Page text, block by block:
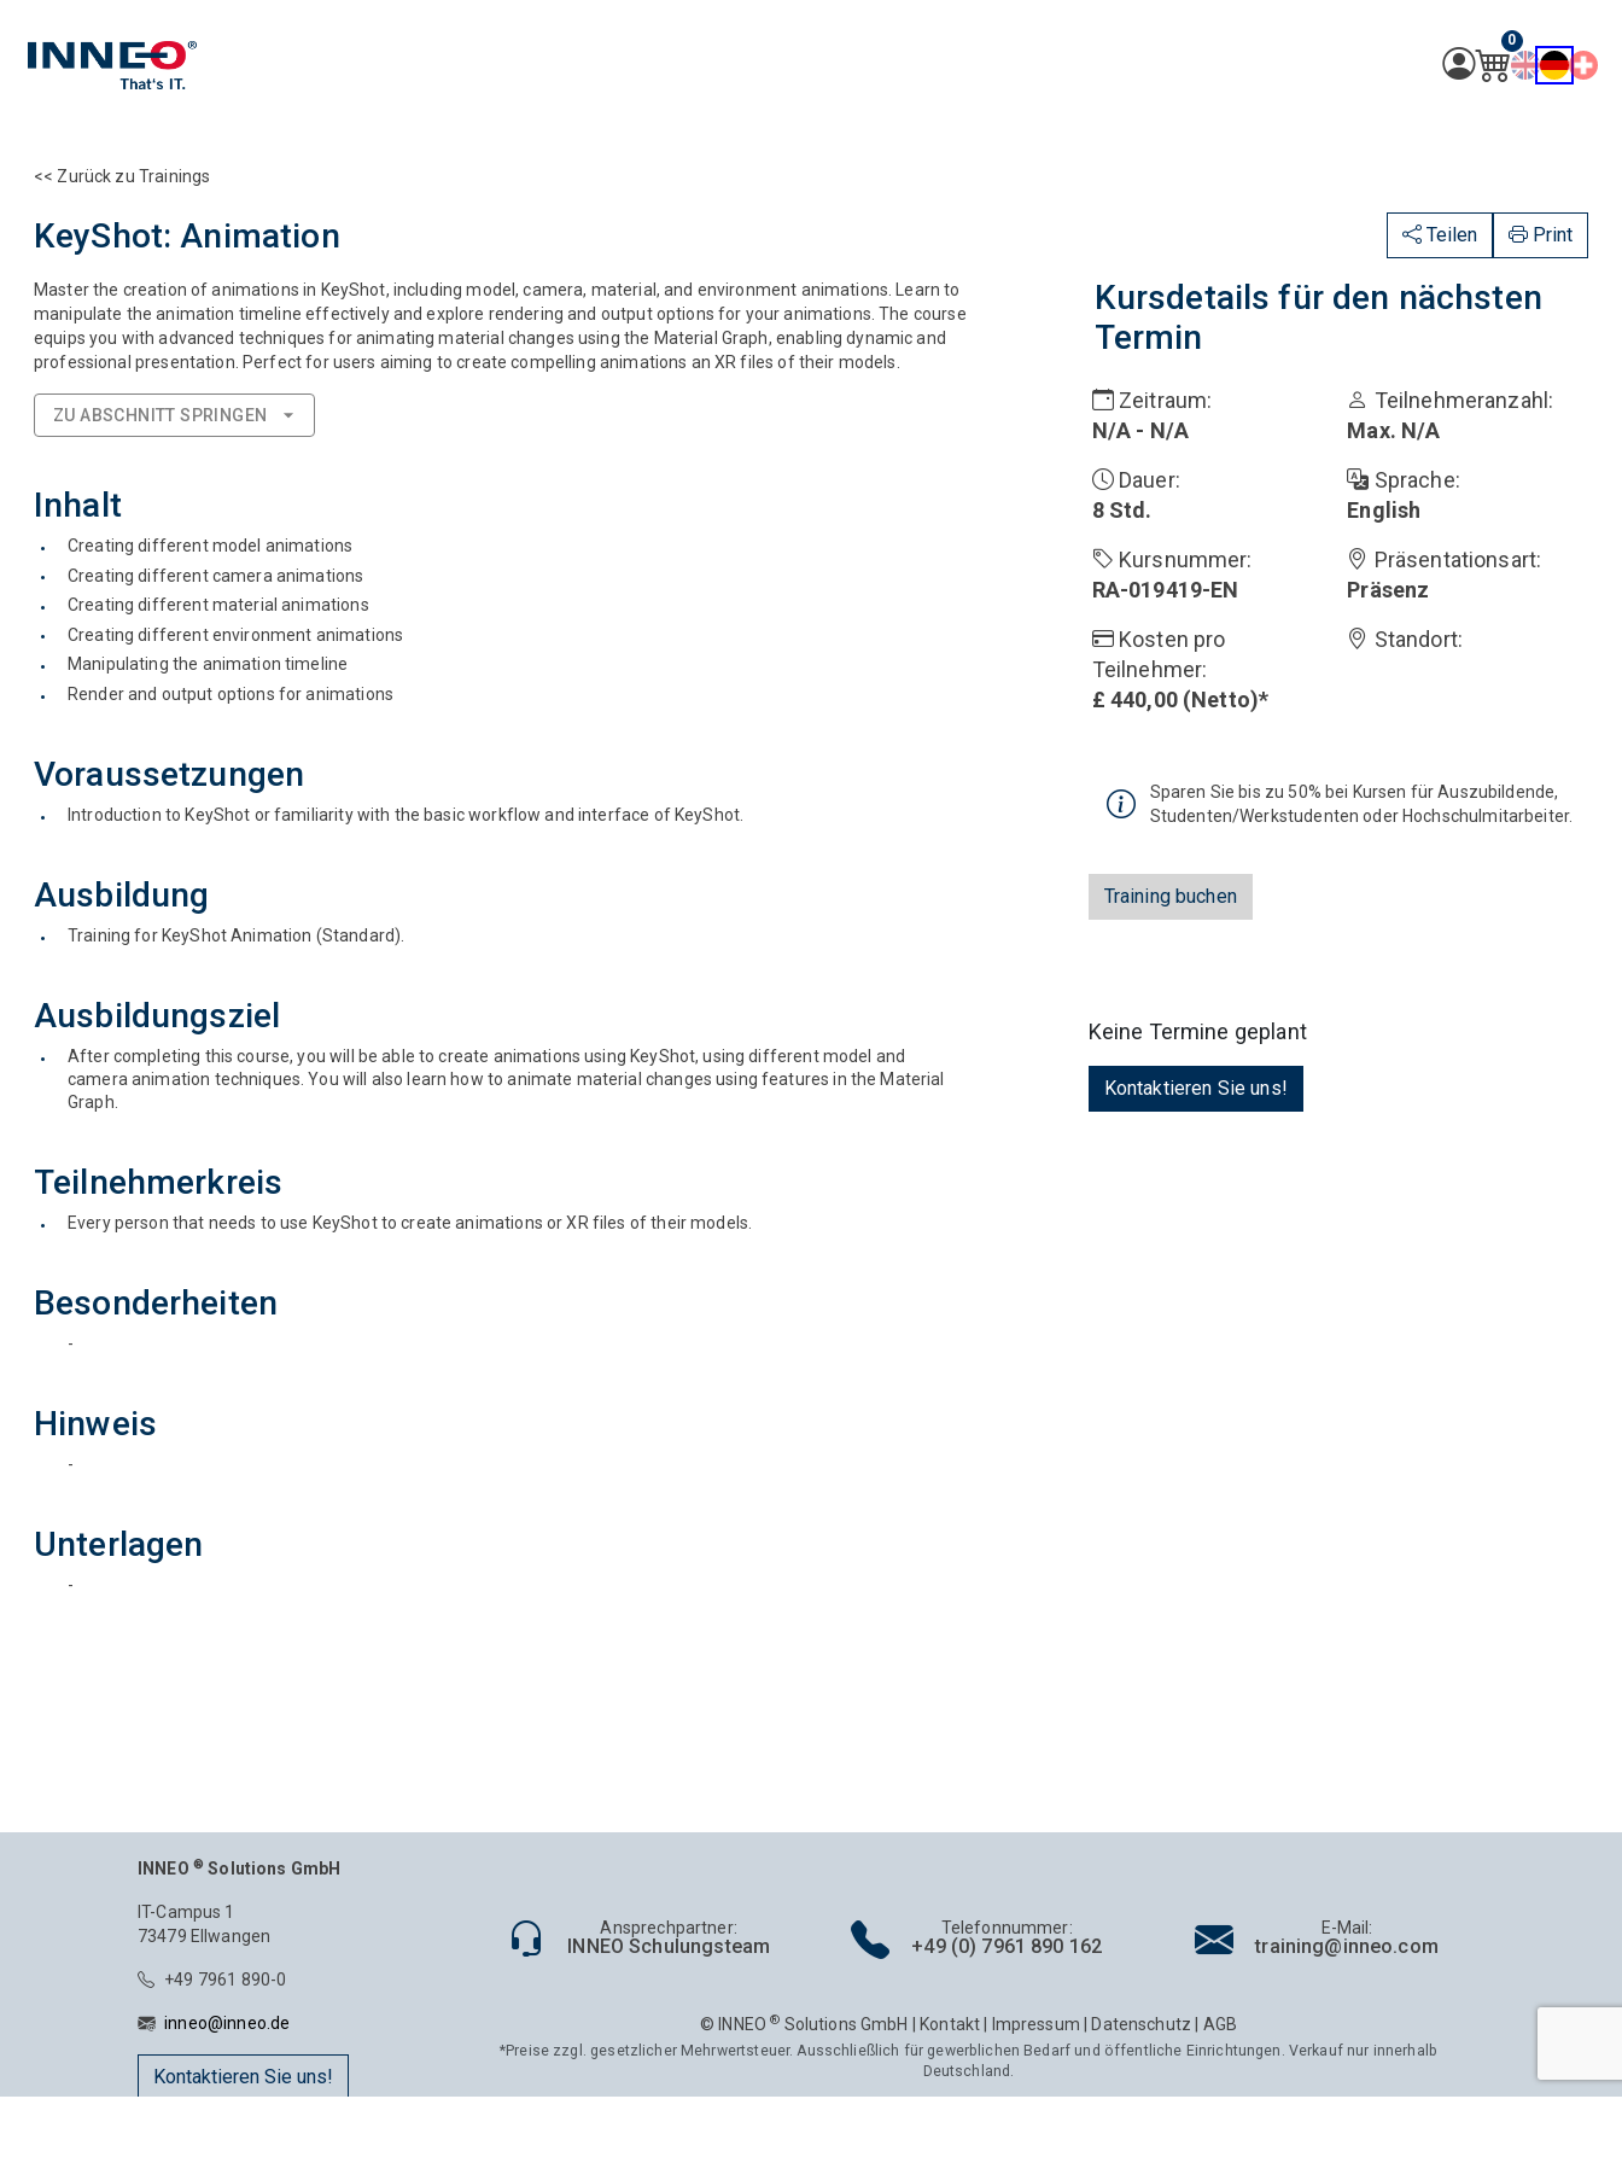
0
<< Zurück zu Trainings
KeyShot: Animation Teilen Print
Master the creation of animations in KeyShot, including model, camera, material, and environment animations. Learn to
manipulate the animation timeline effectively and explore rendering and output options for your animations. The course
equips you with advanced techniques for animating material changes using the Material Graph, enabling dynamic and
professional presentation. Perfect for users aiming to create compelling animations an XR files of their models.
ZU ABSCHNITT SPRINGEN
Inhalt
Creating different model animations
Creating different camera animations
Creating different material animations
Creating different environment animations
Manipulating the animation timeline
Render and output options for animations
Voraussetzungen
Introduction to KeyShot or familiarity with the basic workflow and interface of KeyShot.
Ausbildung
Training for KeyShot Animation (Standard).
Ausbildungsziel
After completing this course, you will be able to create animations using KeyShot, using different model and
camera animation techniques. You will also learn how to animate material changes using features in the Material
Graph.
Teilnehmerkreis
Every person that needs to use KeyShot to create animations or XR files of their models.
Besonderheiten
-
Hinweis
-
Unterlagen
-
Kursdetails für den nächsten
Termin
Zeitraum:
N/A - N/A
Dauer:
8 Std.
Kursnummer:
RA-019419-EN
Kosten pro
Teilnehmer:
£ 440,00 (Netto)*
Teilnehmeranzahl :
Max. N/A
Sprache:
English
Präsentationsart:
Präsenz
Standort:
Sparen Sie bis zu 50% bei Kursen für Auszubildende,
Studenten/Werkstudenten oder Hochschulmitarbeiter.
Training buchen
Keine Termine geplant
Kontaktieren Sie uns!
INNEO ® Solutions GmbH
IT-Campus 1
73479 Ellwangen
+49 7961 890-0
inneo@inneo.de
Kontaktieren Sie uns!
Ansprechpartner:
INNEOSchulungsteam
Telefonnummer:
+49 (0) 7961 890 162
E-Mail:
training@inneo.com
© INNEO® Solutions GmbH | Kontakt Impressum Datenschutz AGB
*Preise zzgl. gesetzlicher Mehrwertsteuer. Ausschließlich für gewerblichen Bedarf und öffentliche Einrichtungen. Verkauf nur innerhalb
Deutschland.